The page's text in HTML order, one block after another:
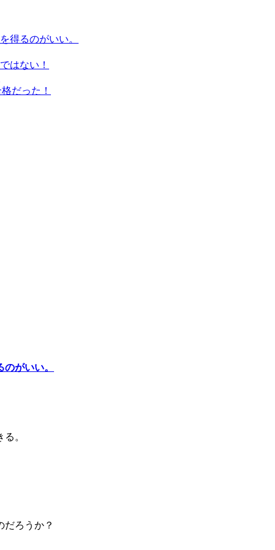
得るのがいい。
はない！
だった！
がいい。
。
だろうか？